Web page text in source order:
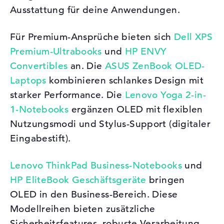
Ausstattung für deine Anwendungen.
Für Premium-Ansprüche bieten sich Dell XPS
Premium-Ultrabooks und HP ENVY
Convertibles an. Die ASUS ZenBook OLED-
Laptops kombinieren schlankes Design mit
starker Performance. Die Lenovo Yoga 2-in-
1-Notebooks ergänzen OLED mit flexiblen
Nutzungsmodi und Stylus-Support (digitaler
Eingabestift).
Lenovo ThinkPad Business-Notebooksund
HP EliteBook Geschäftsgeräte bringen
OLED in den Business-Bereich. Diese
Modellreihen bieten zusätzliche